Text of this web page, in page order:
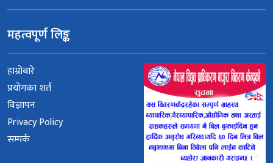
महत्वपूर्ण लिङ्क
हाम्रोबारे
प्रयोगका शर्त
विज्ञापन
Privacy Policy
सम्पर्क